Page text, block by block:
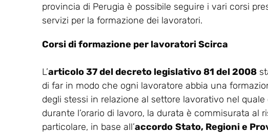
provincia di Perugia è possibile seguire i vari corsi
servizi per la formazione dei lavoratori.
Corsi di formazione per lavoratori Scirca
L’articolo 37 del decreto legislativo 81 del 2008
di far in modo che ogni lavoratore abbia una
degli stessi in relazione al settore lavorativo nel
durante l’orario di lavoro, la durata è commisurata al
particolare, in base all’accordo Stato, Regioni e